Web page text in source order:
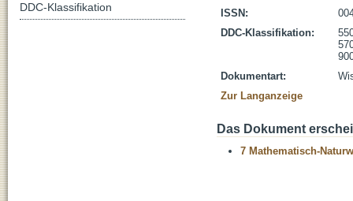
ISSN:
DDC-Klassifikation:
Dokumentart:
Zur Langanzeige
Das Dokument
7 Mathematisch-
DDC-Klassifikation